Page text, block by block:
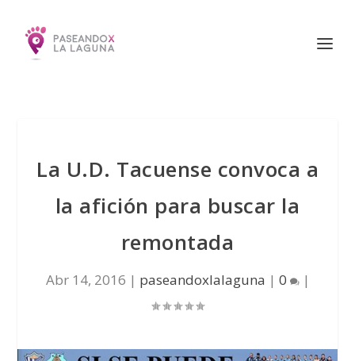
La U.D. Tacuense convoca a
la afición para buscar la
remontada
Abr 14, 2016 | paseandoxlalaguna | 0 |